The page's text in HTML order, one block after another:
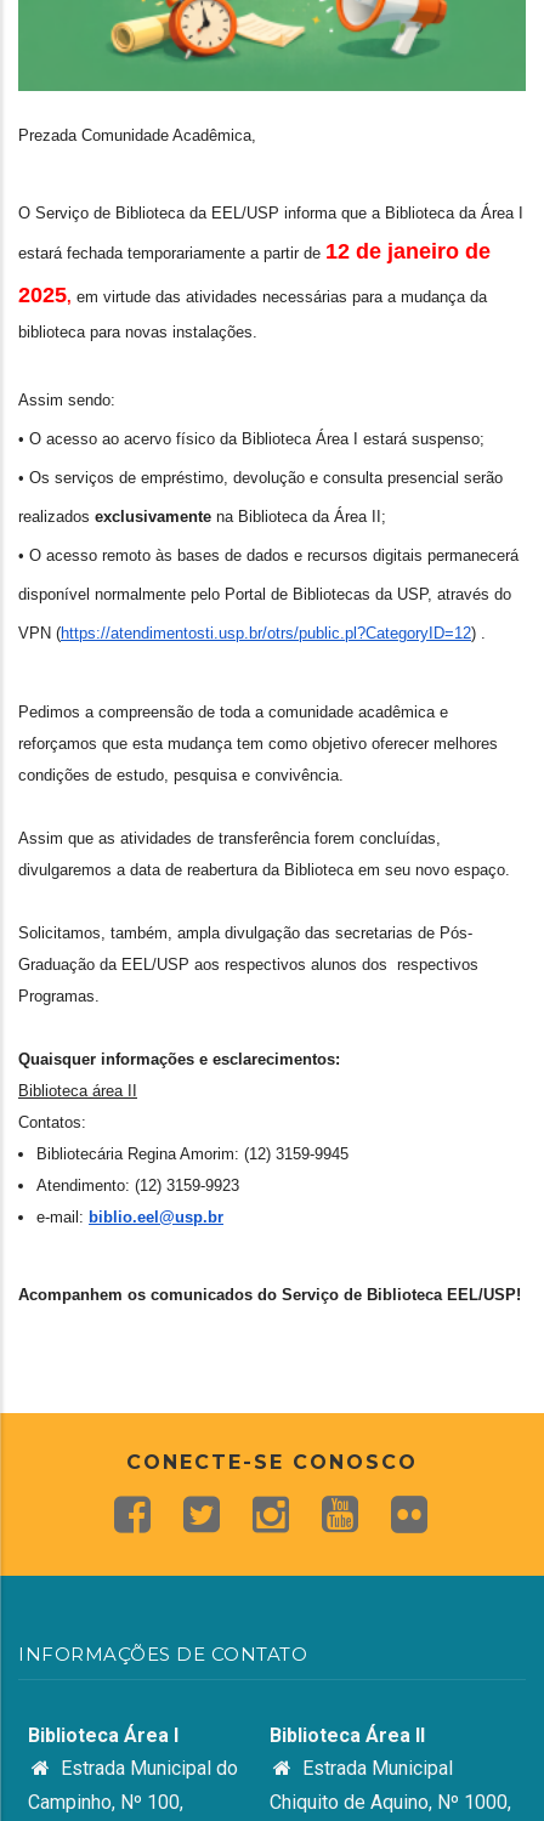
Prezada Comunidade Acadêmica,
O Serviço de Biblioteca da EEL/USP informa que a Biblioteca da Área I
estará fechada temporariamente a partir de 12 de janeiro de
2025, em virtude das atividades necessárias para a mudança da
biblioteca para novas instalações.
Assim sendo:
• O acesso ao acervo físico da Biblioteca Área I estará suspenso;
• Os serviços de empréstimo, devolução e consulta presencial serão
realizados exclusivamente na Biblioteca da Área II;
• O acesso remoto às bases de dados e recursos digitais permanecerá
disponível normalmente pelo Portal de Bibliotecas da USP, através do
VPN (https://atendimentosti.usp. br/otrs/public.pl?CategoryID=12) .
Pedimos a compreensão de toda a comunidade acadêmica e
reforçamos que esta mudança tem como objetivo oferecer melhores
condições de estudo, pesquisa e convivência.
Assim que as atividades de transferência forem concluídas,
divulgaremos a data de reabertura da Biblioteca em seu novo espaço.
Solicitamos, também, ampla divulgação das secretarias de Pós-
Graduação da EEL/USP aos respectivos alunos dos respectivos
Programas.
Quaisquer informações e esclarecimentos:
Biblioteca área II
Contatos:
Bibliotecária Regina Amorim: (12) 3159-9945
Atendimento: (12) 3159-9923
e-mail: biblio.eel@usp.br
Acompanhem os comunicados do Serviço de Biblioteca EEL/USP!
CONECTE-SE CONOSCO
INFORMAÇÕES DE CONTATO
Biblioteca Área I
Estrada Municipal do
Campinho, Nº 100,
Biblioteca Área II
Estrada Municipal
Chiquito de Aquino, Nº 1000,